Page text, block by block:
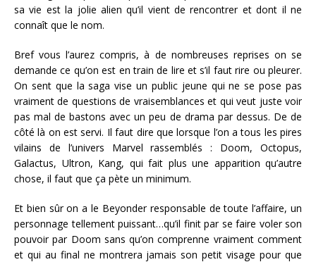
sa vie est la jolie alien qu’il vient de rencontrer et dont il ne
connaît que le nom.
Bref vous l’aurez compris, à de nombreuses reprises on se
demande ce qu’on est en train de lire et s’il faut rire ou pleurer.
On sent que la saga vise un public jeune qui ne se pose pas
vraiment de questions de vraisemblances et qui veut juste voir
pas mal de bastons avec un peu de drama par dessus. De de
côté là on est servi. Il faut dire que lorsque l’on a tous les pires
vilains de l’univers Marvel rassemblés : Doom, Octopus,
Galactus, Ultron, Kang, qui fait plus une apparition qu’autre
chose, il faut que ça pète un minimum.
Et bien sûr on a le Beyonder responsable de toute l’affaire, un
personnage tellement puissant…qu’il finit par se faire voler son
pouvoir par Doom sans qu’on comprenne vraiment comment
et qui au final ne montrera jamais son petit visage pour que